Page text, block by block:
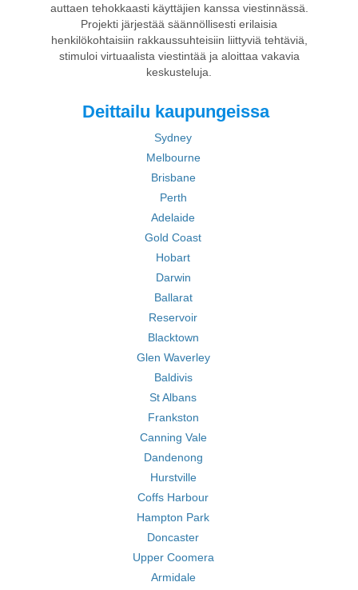
auttaen tehokkaasti käyttäjien kanssa viestinnässä.
Projekti järjestää säännöllisesti erilaisia
henkilökohtaisiin rakkaussuhteisiin liittyviä tehtäviä,
stimuloi virtuaalista viestintää ja aloittaa vakavia
keskusteluja.
Deittailu kaupungeissa
Sydney
Melbourne
Brisbane
Perth
Adelaide
Gold Coast
Hobart
Darwin
Ballarat
Reservoir
Blacktown
Glen Waverley
Baldivis
St Albans
Frankston
Canning Vale
Dandenong
Hurstville
Coffs Harbour
Hampton Park
Doncaster
Upper Coomera
Armidale